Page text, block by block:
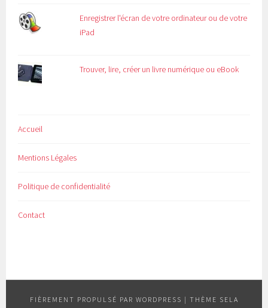
Enregistrer l'écran de votre ordinateur ou de votre
iPad
Trouver, lire, créer un livre numérique ou eBook
Accueil
Mentions Légales
Politique de confidentialité
Contact
FIÈREMENT PROPULSÉ PAR WORDPRESS | THÈME SELA